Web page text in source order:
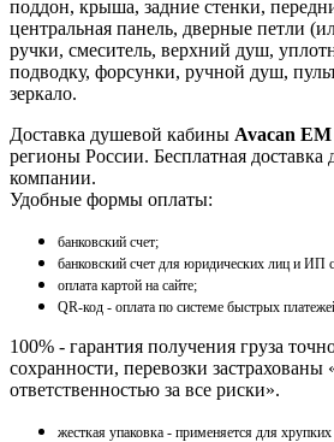
поддон, крыша, задние стенки,
центральная панель, дверные петли
ручки, смеситель, верхний душ,
подводку, форсунки, ручной душ,
зеркало.
Доставка душевой кабины Avacan
регионы России. Бесплатная доставка
компании.
Удобные формы оплаты:
банковский счет;
банковский счет для юридических лиц и
оплата картой на сайте;
QR-код - оплата по системе быстрых
100% - гарантия получения груза
сохранности, перевозки застрахованы
ответственностью за все риски».
жесткая упаковка - применяется для